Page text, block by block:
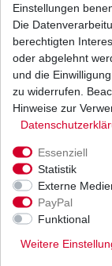
Filter
Versand
Ab einem
Einstellungen
Die
berechtigten
oder abgelehnt
und die
zu widerrufen.
Hinweise zur
Essenziell
Statistik
Externe
PayPal
Funktional
Weitere